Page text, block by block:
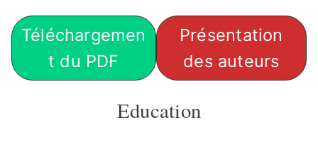
Téléchargemen
t du PDF
Présentation
des auteurs
Education